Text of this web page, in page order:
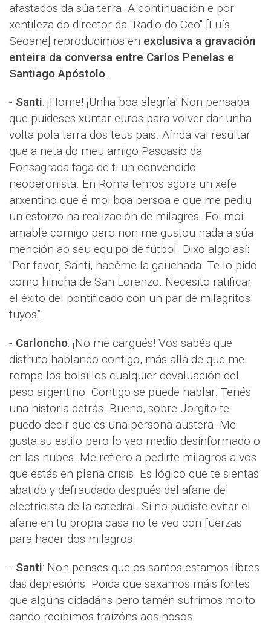
afastados da súa terra. A continuación e por
xentileza do director da "Radio do Ceo" [Luís
Seoane] reproducimos en exclusiva a gravación
enteira da conversa entre Carlos Penelas e
Santiago Apóstolo.
- Santi: ¡Home! ¡Unha boa alegría! Non pensaba
que puideses xuntar euros para volver dar unha
volta pola terra dos teus pais. Aínda vai resultar
que a neta do meu amigo Pascasio da
Fonsagrada faga de ti un convencido
neoperonista. En Roma temos agora un xefe
arxentino que é moi boa persoa e que me pediu
un esforzo na realización de milagres. Foi moi
amable comigo pero non me gustou nada a súa
mención ao seu equipo de fútbol. Dixo algo así:
"Por favor, Santi, hacéme la gauchada. Te lo pido
como hincha de San Lorenzo. Necesito ratificar
el éxito del pontificado con un par de milagritos
tuyos”.
- Carloncho: ¡No me cargués! Vos sabés que
disfruto hablando contigo, más allá de que me
rompa los bolsillos cualquier devaluación del
peso argentino. Contigo se puede hablar. Tenés
una historia detrás. Bueno, sobre Jorgito te
puedo decir que es una persona austera. Me
gusta su estilo pero lo veo medio desinformado o
en las nubes. Me refiero a pedirte milagros a vos
que estás en plena crisis. Es lógico que te sientas
abatido y defraudado después del afane del
electricista de la catedral. Si no pudiste evitar el
afane en tu propia casa no te veo con fuerzas
para hacer dos milagros.
- Santi: Non penses que os santos estamos libres
das depresións. Poida que sexamos máis fortes
que algúns cidadáns pero tamén sufrimos moito
cando recibimos traizóns aos nosos